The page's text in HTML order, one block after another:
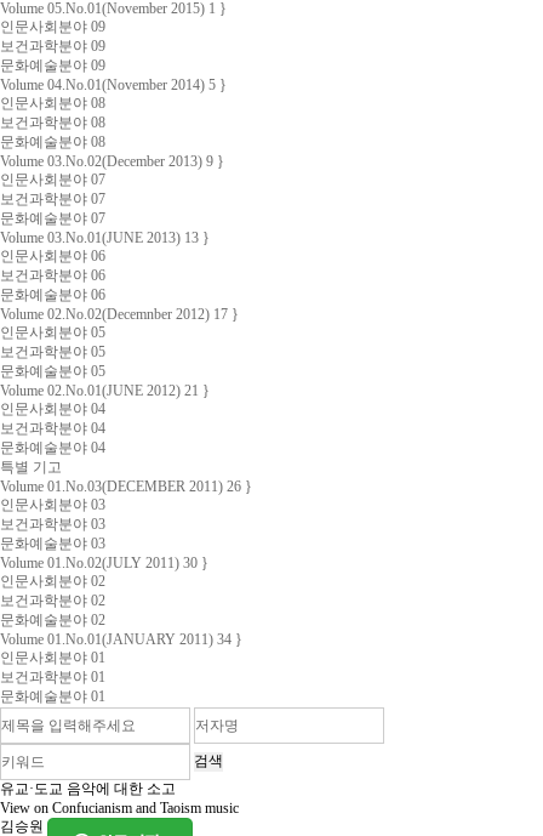
Volume 05.No.01(November 2015) 1 }
인문사회분야 09
보건과학분야 09
문화예술분야 09
Volume 04.No.01(November 2014) 5 }
인문사회분야 08
보건과학분야 08
문화예술분야 08
Volume 03.No.02(December 2013) 9 }
인문사회분야 07
보건과학분야 07
문화예술분야 07
Volume 03.No.01(JUNE 2013) 13 }
인문사회분야 06
보건과학분야 06
문화예술분야 06
Volume 02.No.02(Decemnber 2012) 17 }
인문사회분야 05
보건과학분야 05
문화예술분야 05
Volume 02.No.01(JUNE 2012) 21 }
인문사회분야 04
보건과학분야 04
문화예술분야 04
특별 기고
Volume 01.No.03(DECEMBER 2011) 26 }
인문사회분야 03
보건과학분야 03
문화예술분야 03
Volume 01.No.02(JULY 2011) 30 }
인문사회분야 02
보건과학분야 02
문화예술분야 02
Volume 01.No.01(JANUARY 2011) 34 }
인문사회분야 01
보건과학분야 01
문화예술분야 01
유교·도교 음악에 대한 소고
View on Confucianism and Taoism music
김승원